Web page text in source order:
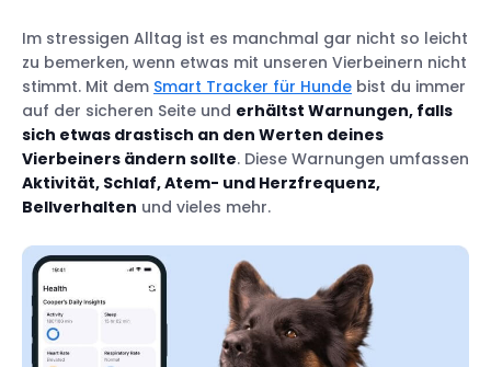
Im stressigen Alltag ist es manchmal gar nicht so leicht
zu bemerken, wenn etwas mit unseren Vierbeinern nicht
stimmt. Mit dem Smart Tracker für Hunde bist du immer
auf der sicheren Seite und erhältst Warnungen, falls
sich etwas drastisch an den Werten deines
Vierbeiners ändern sollte. Diese Warnungen umfassen
Aktivität, Schlaf, Atem- und Herzfrequenz,
Bellverhalten und vieles mehr.